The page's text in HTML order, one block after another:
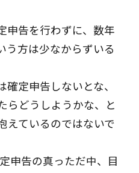
申告を行わずに、数年
う方は少なからずいる
定申告しないとな、
らどうしようかな、と
えているのではないで
申告の真っただ中、目